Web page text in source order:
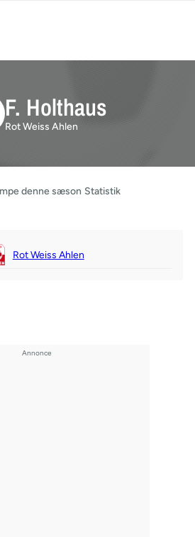
F. Holthaus
Rot Weiss Ahlen
denne sæson Statistik
Rot Weiss Ahlen